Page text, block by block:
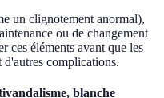
un clignotement anormal),
ou de changement
ces éléments avant que les
d'autres complications.
blanche